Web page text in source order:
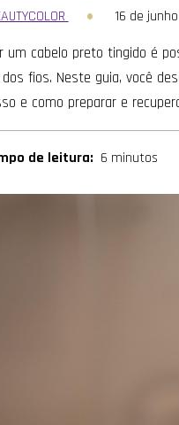
16 de
um cabelo preto tingido é
fios. Neste guia, você
e como preparar e
de leitura: 6 minutos